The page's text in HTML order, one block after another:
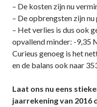
– De kosten zijn nu
– De opbrengsten zijn
– Het verlies is dus ook
opvallend minder: -9,35
Curieus genoeg is het
en de balans ook naar
Laat ons nu eens
jaarrekening van